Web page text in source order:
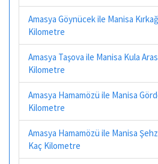
Amasya Göynücek ile Manisa
Kilometre
Amasya Taşova ile Manisa Kula
Kilometre
Amasya Hamamözü ile Manisa
Kilometre
Amasya Hamamözü ile Manisa
Kaç Kilometre